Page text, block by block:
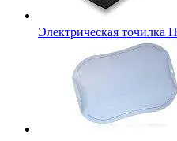
Электрическая точилка